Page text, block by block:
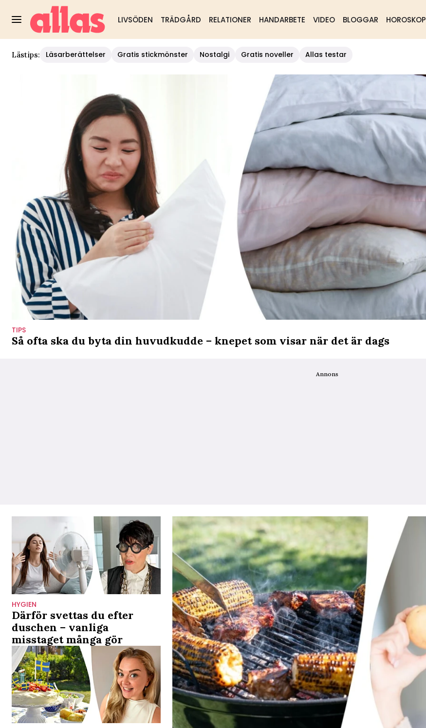
LIVSÖDEN TRÄDGÅRD RELATIONER HANDARBETE VIDEO BLOGGAR HOROSKOP
Lästips: Läsarberättelser Gratis stickmönster Nostalgi Gratis noveller Allas testar
TIPS
Så ofta ska du byta din huvudkudde – knepet som visar när det är dags
Annons
HYGIEN
Därför svettas du efter
duschen – vanliga
misstaget många gör